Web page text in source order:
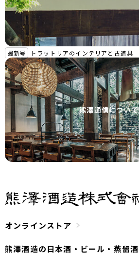
最新号 トラットリアのインテリアと古道具
熊澤通信について
オンラインストア
熊澤酒造の日本酒・ビール・蒸留酒